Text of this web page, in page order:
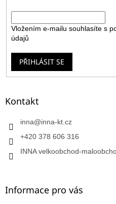
Vložením e-mailu souhlasíte s
údajů
PŘIHLÁSIT SE
Kontakt
inna@inna-kt.cz
+420 378 606 316
INNA velkoobchod-
Informace pro vás